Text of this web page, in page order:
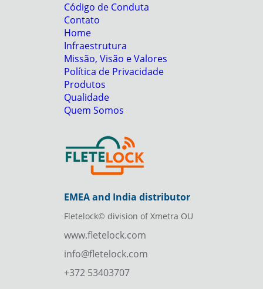
Código de Conduta
Contato
Home
Infraestrutura
Missão, Visão e Valores
Política de Privacidade
Produtos
Qualidade
Quem Somos
EMEA and India distributor
Fletelock© division of Xmetra OU
www.fletelock.com
info@fletelock.com
+372 53403707